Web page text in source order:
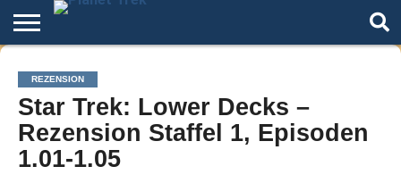
Home
Der
Podcast
Über
Star
Trek
Artikel
Andere
Welten
Autoren
Night
Mode
REZENSION
Star Trek: Lower Decks –
Rezension Staffel 1, Episoden
1.01-1.05